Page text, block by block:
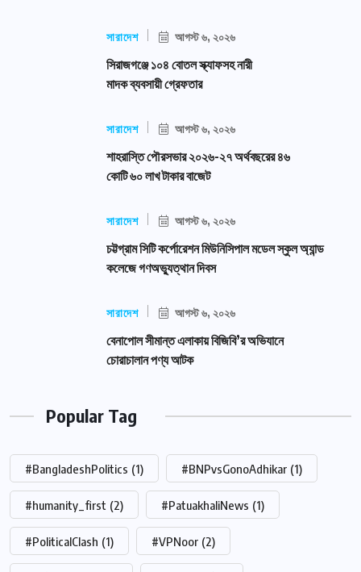
সারাদেশ আগস্ট ৬, ২০২৬
সিরাজগঞ্জে ১০৪ বোতল স্ক্যাফসহ নারী
মাদক ব্যবসায়ী গ্রেফতার
সারাদেশ আগস্ট ৬, ২০২৬
শাহরাস্তি পৌরসভার ২০২৬-২৭ অর্থবছরের ৪৬
কোটি ৬০ লাখ টাকার বাজেট
সারাদেশ আগস্ট ৬, ২০২৬
চট্টগ্রাম সিটি কর্পোরেশন মিউনিসিপাল মডেল স্কুল অ্যান্ড
কলেজে গণঅভ্যুত্থান দিবস
সারাদেশ আগস্ট ৬, ২০২৬
বেনাপোল সীমান্ত এলাকায় বিজিবি’র অভিযানে
চোরাচালান পণ্য আটক
Popular Tag
#BangladeshPolitics (1) #BNPvsGonoAdhikar (1)
#humanity_first (2) #PatuakhaliNews (1)
#PoliticalClash (1) #VPNoor (2)